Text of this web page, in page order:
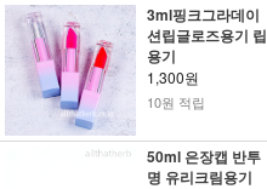
3ml핑크그라데이
션립글로즈용기 립
용기
1,300원
10원 적립
50ml 은장캡 반투
명 유리크림용기